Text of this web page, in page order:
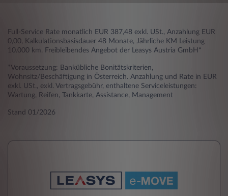
Full-Service Rate monatlich EUR 387,48 exkl. USt., Anzahlung EUR
0,00, Kalkulationsbasisdauer 48 Monate, Jährliche KM Leistung
10.000 km. Freibleibendes Angebot der Leasys Austria GmbH*
*Voraussetzung: Bankübliche Bonitätskriterien,
Wohnsitz/Beschäftigung in Österreich. Anzahlung und Rate in EUR
exkl. USt., exkl. Vertragsgebühr, enthaltene Serviceleistungen:
Wartung, Reifen, Tankkarte, Assistance, Management
Stand 01/2026